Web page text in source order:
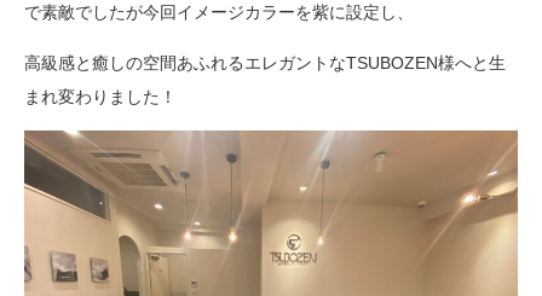
で素敵でしたが今回イメージカラーを紫に設定し、
高級感と癒しの空間あふれるエレガントなTSUBOZEN様へと生
まれ変わりました！